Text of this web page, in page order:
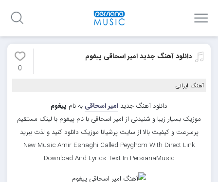
دانلود آهنگ جدید امیر اسحاقی پیغوم
0
آهنگ ایرانی
دانلود آهنگ جدید امیر اسحاقی به نام پیغوم
موزیک بسیار زیبا و شنیدنی از امیر اسحاقی با نام پیغوم با لینک مستقیم
پرسرعت و کیفیت بالا از سایت پرشیانا موزیک دانلود کنید و لذت ببرید
New Music Amir Eshaghi Called Peyghom With Direct Link
Download And Lyrics Text In PersianaMusic